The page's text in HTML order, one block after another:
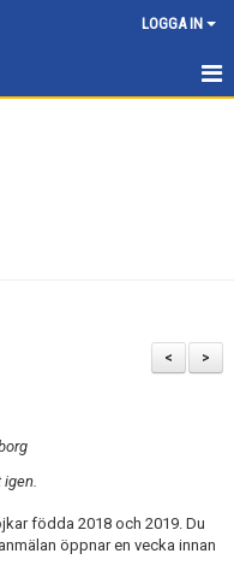
LOGGA IN
>
<
igen.
födda 2018 och 2019. Du
öppnar en vecka innan